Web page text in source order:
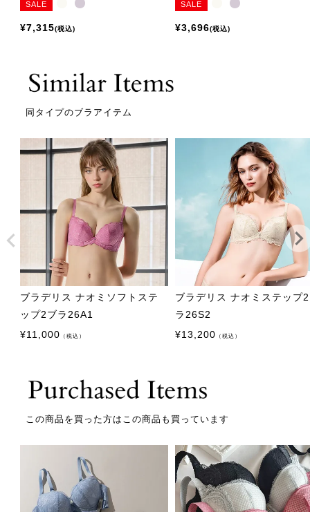
SALE
¥7,315 税込
SALE
¥3,696 税込
同タイプのブラアイテム
ブラデリス ナオミソフトステ
ップ2ブラ26A1
¥11,000 （税込）
ブラデリス ナオミステップ
ラ26S2
¥13,200 （税込）
この商品を買った方はこの商品も買っています